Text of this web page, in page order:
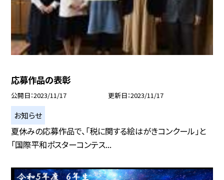
応募作品の表彰
公開日 2023/11/17 更新日 2023/11/17
お知らせ
夏休みの応募作品で、「税に関する絵はがきコンクール」と
「国際平和ポスターコンテス...